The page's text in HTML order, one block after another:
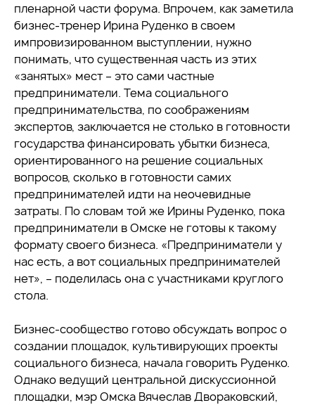
пленарной части форума. Впрочем, как заметила
бизнес-тренер Ирина Руденко в своем
импровизированном выступлении, нужно
понимать, что существенная часть из этих
«занятых» мест – это сами частные
предприниматели. Тема социального
предпринимательства, по соображениям
экспертов, заключается не столько в готовности
государства финансировать убытки бизнеса,
ориентированного на решение социальных
вопросов, сколько в готовности самих
предпринимателей идти на неочевидные
затраты. По словам той же Ирины Руденко, пока
предприниматели в Омске не готовы к такому
формату своего бизнеса. «Предприниматели у
нас есть, а вот социальных предпринимателей
нет», – поделилась она с участниками круглого
стола.
Бизнес-сообщество готово обсуждать вопрос о
создании площадок, культивирующих проекты
социального бизнеса, начала говорить Руденко.
Однако ведущий центральной дискуссионной
площадки, мэр Омска Вячеслав Двораковский,